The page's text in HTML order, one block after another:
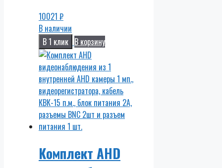
10021 ₽
В наличии
В 1 клик В корзину
Комплект AHD